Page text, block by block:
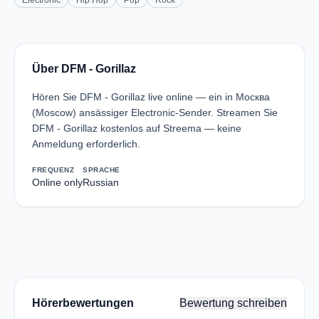
Über DFM - Gorillaz
Hören Sie DFM - Gorillaz live online — ein in Москва
(Moscow) ansässiger Electronic-Sender. Streamen Sie
DFM - Gorillaz kostenlos auf Streema — keine
Anmeldung erforderlich.
FREQUENZ
Online only
SPRACHE
Russian
Hörerbewertungen Bewertung schreiben